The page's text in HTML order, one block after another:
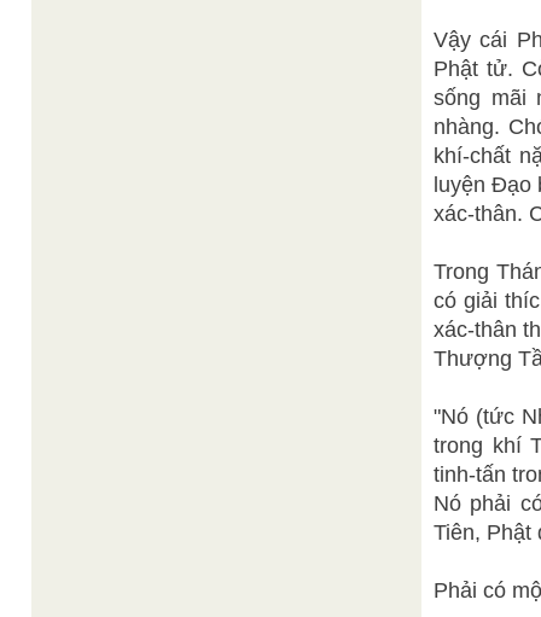
Vậy cái
Phật tử.
sống mãi
nhàng.
khí-chất
luyện Đạo
xác-thân.
Trong
có giải
xác-thân
Thượng
"Nó (tức
trong khí
tinh-tấn
Nó phải
Tiên, Phật
Phải có